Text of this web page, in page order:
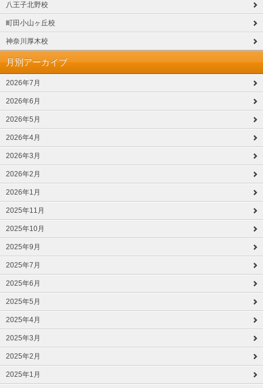
八王子北野校
町田小山ヶ丘校
神奈川厚木校
月別アーカイブ
2026年7月
2026年6月
2026年5月
2026年4月
2026年3月
2026年2月
2026年1月
2025年11月
2025年10月
2025年9月
2025年7月
2025年6月
2025年5月
2025年4月
2025年3月
2025年2月
2025年1月